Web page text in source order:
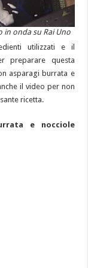
in onda su Rai Uno
utilizzati e il
preparare questa
asparagi burrata e
il video per non
ricetta.
e nocciole